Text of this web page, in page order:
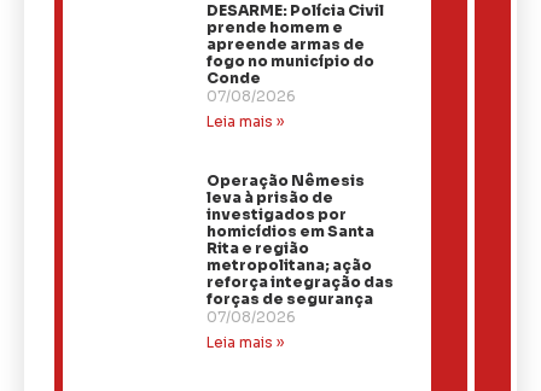
DESARME: Polícia Civil
prende homem e
apreende armas de
fogo no município do
Conde
07/08/2026
Leia mais »
Operação Nêmesis
leva à prisão de
investigados por
homicídios em Santa
Rita e região
metropolitana; ação
reforça integração das
forças de segurança
07/08/2026
Leia mais »